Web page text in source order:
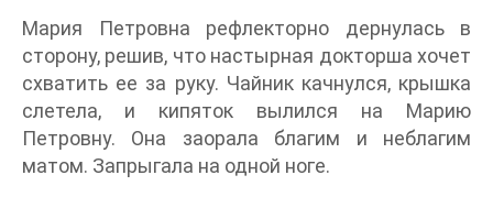
Мария Петровна рефлекторно дернулась в
сторону, решив, что настырная докторша хочет
схватить ее за руку. Чайник качнулся, крышка
слетела, и кипяток вылился на Марию
Петровну. Она заорала благим и неблагим
матом. Запрыгала на одной ноге.